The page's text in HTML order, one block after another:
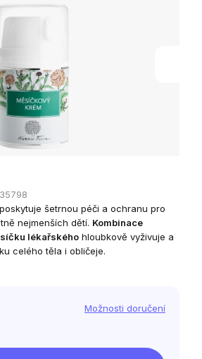
poskytuje šetrnou péči a ochranu pro
nejmenších dětí. Kombinace
lékařského hloubkově vyživuje a
celého těla i obličeje.
Možnosti doručení